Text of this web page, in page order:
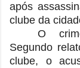
após
clube da
O
Segundo
clube, o